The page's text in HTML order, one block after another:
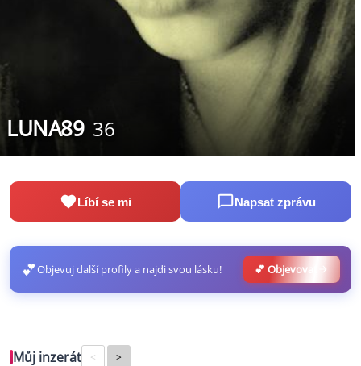
LUNA89 36
Líbí se mi Napsat zprávu
💕Objevuj další profily a najdi svou lásku! 💕 Objevovat
Můj inzerát < >